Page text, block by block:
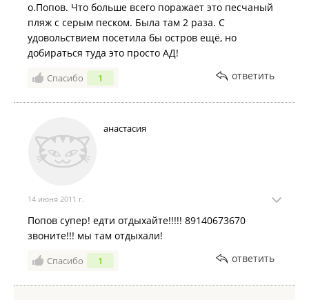
о.Попов. Что больше всего поражает это песчаный
пляж с серым песком. Была там 2 раза. С
удовольствием посетила бы остров ещё, но
добираться туда это просто АД!
Спасибо 1 ответить
анастасия
14 июня 2011 г.
Попов супер! едти отдыхайте!!!!! 89140673670
звоните!!! мы там отдыхали!
Спасибо 1 ответить